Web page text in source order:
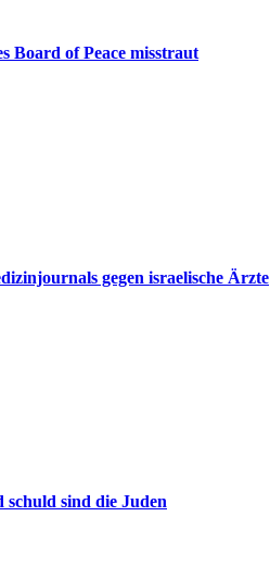
Board of Peace misstraut
gegen israelische Ärzte
sind die Juden